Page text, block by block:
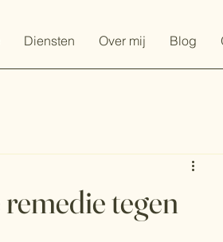
Diensten Over mij Blog
tegen